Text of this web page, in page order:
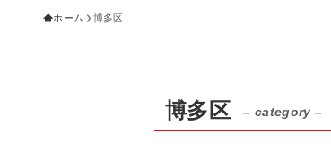
ホーム 博多区
博多区 – category –